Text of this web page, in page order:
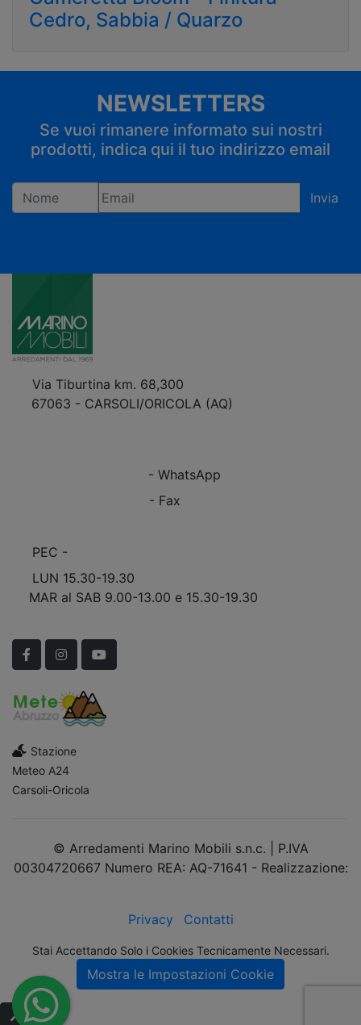
Cedro, Sabbia / Quarzo
NEWSLETTERS
Se vuoi rimanere informato sui nostri
prodotti, indica qui il tuo indirizzo email
Invia
Via Tiburtina km. 68,300
67063 - CARSOLI/ORICOLA (AQ)
- WhatsApp
- Fax
PEC -
LUN 15.30-19.30
MAR al SAB 9.00-13.00 e 15.30-19.30
FacebookInstagramYouTube
Stazione
Meteo A24
Carsoli-Oricola
© Arredamenti Marino Mobili s.n.c. | P.IVA
00304720667 Numero REA: AQ-71641 - Realizzazione:
Privacy
Contatti
Stai Accettando Solo i Cookies Tecnicamente Necessari.
Mostra le Impostazioni Cookie